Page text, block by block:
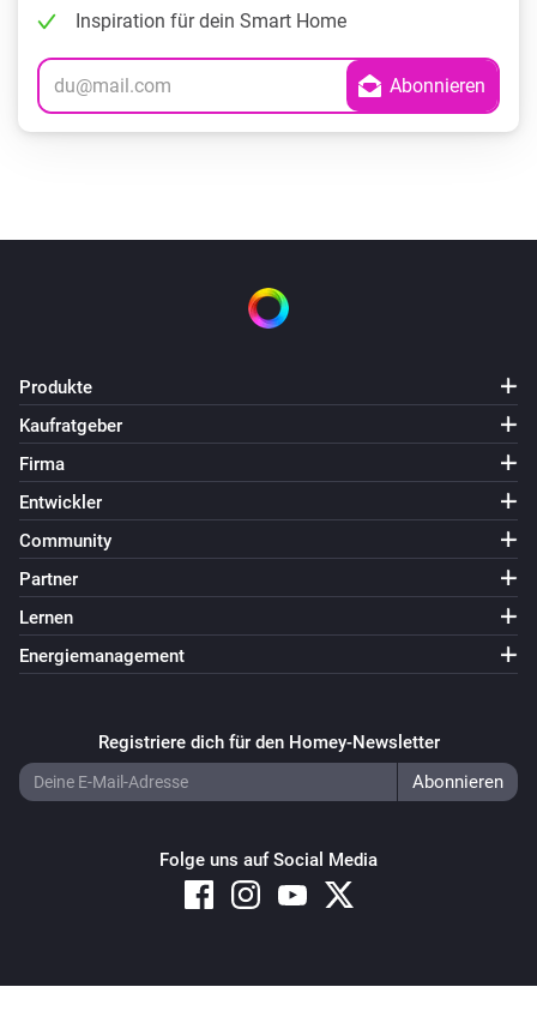
Inspiration für dein Smart Home
Produkte
Kaufratgeber
Firma
Entwickler
Community
Partner
Lernen
Energiemanagement
Registriere dich für den Homey-Newsletter
Folge uns auf Social Media